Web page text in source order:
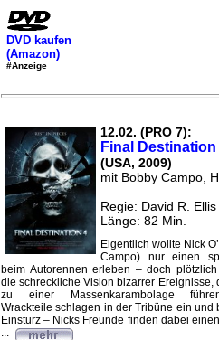
DVD kaufen
(Amazon)
#Anzeige
12.02. (PRO 7):
Final Destination
(USA, 2009)
mit Bobby Campo,
Regie: David R. Ellis
Länge: 82 Min.
Eigentlich wollte Nick
Campo) nur einen
beim Autorennen erleben – doch
die schreckliche Vision bizarrer Ereignisse,
zu einer Massenkarambolage
Wrackteile schlagen in der Tribüne ein und
Einsturz – Nicks Freunde finden dabei
...